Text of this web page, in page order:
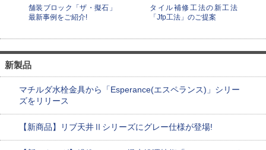
舗装ブロック「ザ・擬石」
最新事例をご紹介!
タイル補修⼯法の新⼯法
「Jfp⼯法」のご提案
新製品
マチルダ水栓金具から「Esperance(エスペランス)」シリー
ズをリリース
【新商品】リブ天井Ⅱシリーズにグレー仕様が登場!